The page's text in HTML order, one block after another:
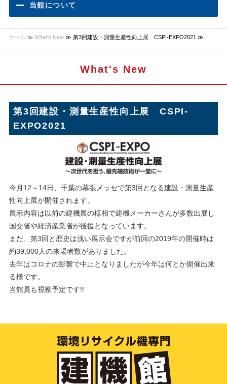
当館について
ホーム ≫ What's New≫ 第3回建設・測量生産性向上展 CSPI-EXPO2021 ≫
What's New
第3回建設・測量生産性向上展 CSPI-
EXPO2021
今月12～14日、千葉の幕張メッセで第3回となる建設・測量生産
性向上展が開催されます。
展示内容は以前の建機展の様相で建機メーカーさんが多数出展し
国交省や経済産業省が後援となっています。
まだ、第3回と歴史は浅い展示会ですが前回の2019年の開催時は
約39,000人の来場者数がありました。
去年はコロナの影響で中止となりましたが今年は何とか開催出来
る様です。
当館員も視察予定です!!